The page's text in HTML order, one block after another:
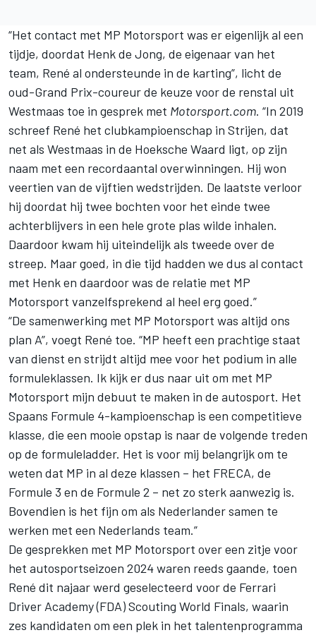
“Het contact met MP Motorsport was er eigenlijk al een
tijdje, doordat Henk de Jong, de eigenaar van het
team, René al ondersteunde in de karting”, licht de
oud-Grand Prix-coureur de keuze voor de renstal uit
Westmaas toe in gesprek met Motorsport.com. “In 2019
schreef René het clubkampioenschap in Strijen, dat
net als Westmaas in de Hoeksche Waard ligt, op zijn
naam met een recordaantal overwinningen. Hij won
veertien van de vijftien wedstrijden. De laatste verloor
hij doordat hij twee bochten voor het einde twee
achterblijvers in een hele grote plas wilde inhalen.
Daardoor kwam hij uiteindelijk als tweede over de
streep. Maar goed, in die tijd hadden we dus al contact
met Henk en daardoor was de relatie met MP
Motorsport vanzelfsprekend al heel erg goed.”
“De samenwerking met MP Motorsport was altijd ons
plan A”, voegt René toe. “MP heeft een prachtige staat
van dienst en strijdt altijd mee voor het podium in alle
formuleklassen. Ik kijk er dus naar uit om met MP
Motorsport mijn debuut te maken in de autosport. Het
Spaans Formule 4-kampioenschap is een competitieve
klasse, die een mooie opstap is naar de volgende treden
op de formuleladder. Het is voor mij belangrijk om te
weten dat MP in al deze klassen – het FRECA, de
Formule 3 en de Formule 2 – net zo sterk aanwezig is.
Bovendien is het fijn om als Nederlander samen te
werken met een Nederlands team.”
De gesprekken met MP Motorsport over een zitje voor
het autosportseizoen 2024 waren reeds gaande, toen
René dit najaar werd geselecteerd voor de Ferrari
Driver Academy (FDA) Scouting World Finals, waarin
zes kandidaten om een plek in het talentenprogramma